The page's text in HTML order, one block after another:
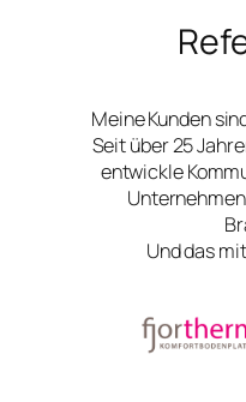
Meine Kunden
Seit über 25
entwickle
Und das